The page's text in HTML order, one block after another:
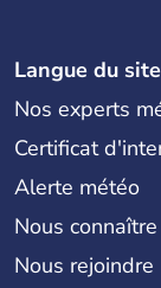
Langue du
Nos experts
Certificat
Alerte météo
Nous connaître
Nous rejoindre